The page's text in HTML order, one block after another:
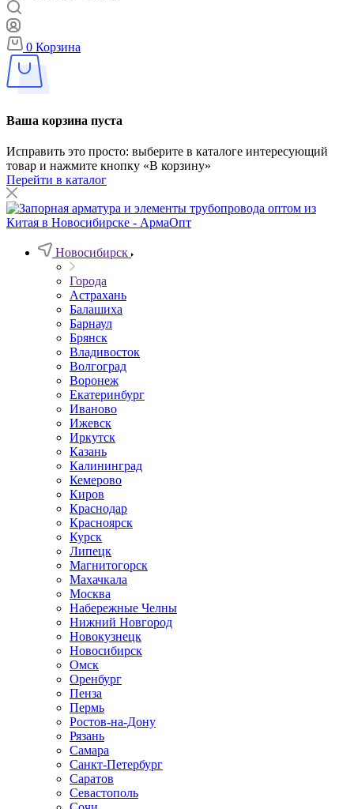
0 Корзина
Ваша корзина пуста
Исправить это просто: выберите в каталоге интересующий
товар и нажмите кнопку «В корзину»
Перейти в каталог
Новосибирск
Города
Астрахань
Балашиха
Барнаул
Брянск
Владивосток
Волгоград
Воронеж
Екатеринбург
Иваново
Ижевск
Иркутск
Казань
Калининград
Кемерово
Киров
Краснодар
Красноярск
Курск
Липецк
Магнитогорск
Махачкала
Москва
Набережные Челны
Нижний Новгород
Новокузнецк
Новосибирск
Омск
Оренбург
Пенза
Пермь
Ростов-на-Дону
Рязань
Самара
Санкт-Петербург
Саратов
Севастополь